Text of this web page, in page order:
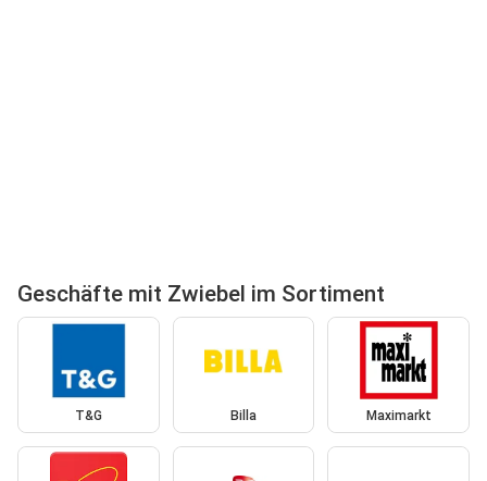
Geschäfte mit Zwiebel im Sortiment
T&G Billa Maximarkt